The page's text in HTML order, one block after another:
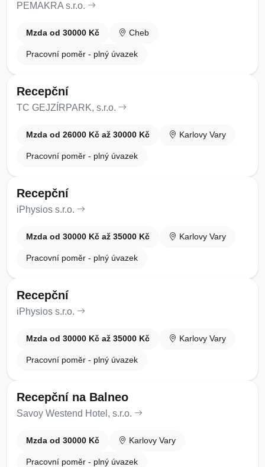
PEMAKRA s.r.o.
Mzda od 30000 Kč Cheb
Pracovní poměr - plný úvazek
Recepční
TC GEJZÍRPARK, s.r.o.
Mzda od 26000 Kč až 30000 Kč Karlovy Vary
Pracovní poměr - plný úvazek
Recepční
iPhysios s.r.o.
Mzda od 30000 Kč až 35000 Kč Karlovy Vary
Pracovní poměr - plný úvazek
Recepční
iPhysios s.r.o.
Mzda od 30000 Kč až 35000 Kč Karlovy Vary
Pracovní poměr - plný úvazek
Recepční na Balneo
Savoy Westend Hotel, s.r.o.
Mzda od 30000 Kč Karlovy Vary
Pracovní poměr - plný úvazek